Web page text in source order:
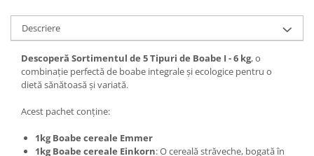
Descriere
Descoperă Sortimentul de 5 Tipuri de Boabe I - 6 kg, o
combinație perfectă de boabe integrale și ecologice pentru o
dietă sănătoasă și variată.
Acest pachet conține:
1kg Boabe cereale Emmer
1kg Boabe cereale Einkorn: O cereală străveche, bogată în